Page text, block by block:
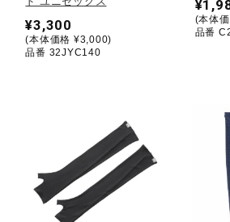
バレーボール
テニス／ソフトテニス
¥3,300
(本体価格 ¥3,000)
品番 32JYC140
(本体
品番